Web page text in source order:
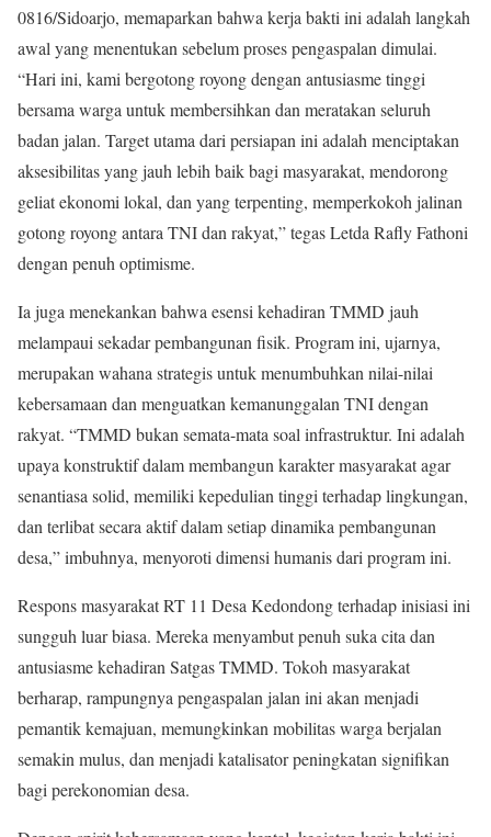
0816/Sidoarjo, memaparkan bahwa kerja bakti ini adalah langkah
awal yang menentukan sebelum proses pengaspalan dimulai. ​
“Hari ini, kami bergotong royong dengan antusiasme tinggi
bersama warga untuk membersihkan dan meratakan seluruh
badan jalan. Target utama dari persiapan ini adalah menciptakan
aksesibilitas yang jauh lebih baik bagi masyarakat, mendorong
geliat ekonomi lokal, dan yang terpenting, memperkokoh jalinan
gotong royong antara TNI dan rakyat,” tegas Letda Rafly Fathoni
dengan penuh optimisme.
​Ia juga menekankan bahwa esensi kehadiran TMMD jauh
melampaui sekadar pembangunan fisik. Program ini, ujarnya,
merupakan wahana strategis untuk menumbuhkan nilai-nilai
kebersamaan dan menguatkan kemanunggalan TNI dengan
rakyat. ​“TMMD bukan semata-mata soal infrastruktur. Ini adalah
upaya konstruktif dalam membangun karakter masyarakat agar
senantiasa solid, memiliki kepedulian tinggi terhadap lingkungan,
dan terlibat secara aktif dalam setiap dinamika pembangunan
desa,” imbuhnya, menyoroti dimensi humanis dari program ini.
​Respons masyarakat RT 11 Desa Kedondong terhadap inisiasi ini
sungguh luar biasa. Mereka menyambut penuh suka cita dan
antusiasme kehadiran Satgas TMMD. Tokoh masyarakat
berharap, rampungnya pengaspalan jalan ini akan menjadi
pemantik kemajuan, memungkinkan mobilitas warga berjalan
semakin mulus, dan menjadi katalisator peningkatan signifikan
bagi perekonomian desa.